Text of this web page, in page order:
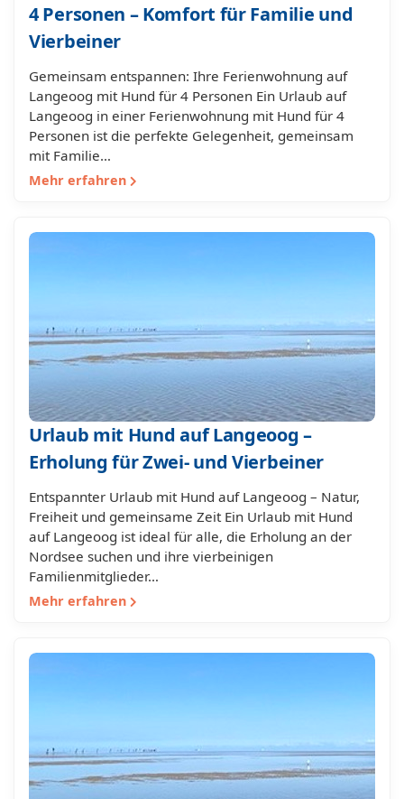
4 Personen – Komfort für Familie und
Vierbeiner
Gemeinsam entspannen: Ihre Ferienwohnung auf
Langeoog mit Hund für 4 Personen Ein Urlaub auf
Langeoog in einer Ferienwohnung mit Hund für 4
Personen ist die perfekte Gelegenheit, gemeinsam
mit Familie…
Mehr erfahren
Urlaub mit Hund auf Langeoog –
Erholung für Zwei- und Vierbeiner
Entspannter Urlaub mit Hund auf Langeoog – Natur,
Freiheit und gemeinsame Zeit Ein Urlaub mit Hund
auf Langeoog ist ideal für alle, die Erholung an der
Nordsee suchen und ihre vierbeinigen
Familienmitglieder…
Mehr erfahren